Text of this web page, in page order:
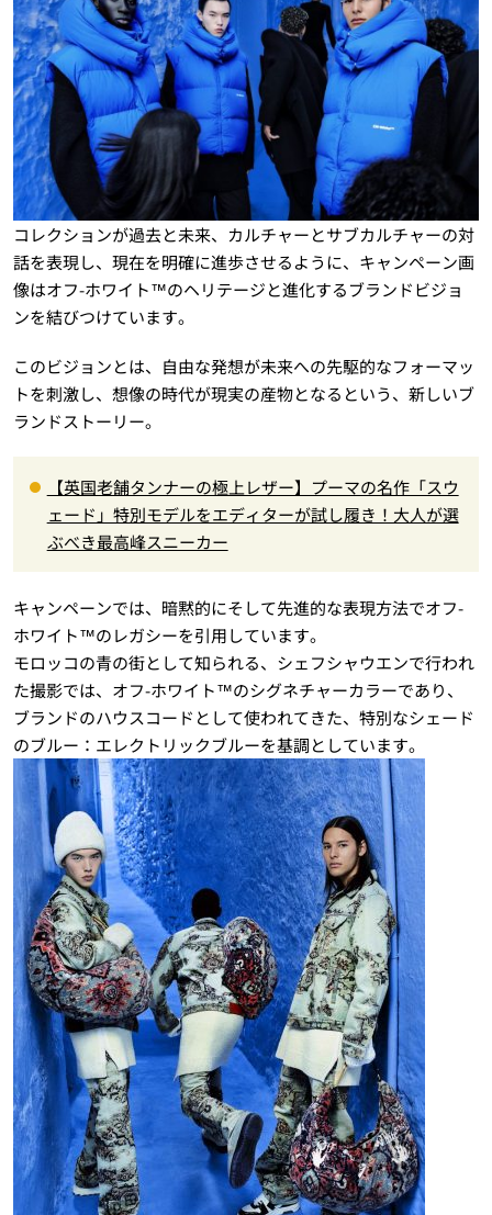
コレクションが過去と未来、カルチャーとサブカルチャーの対
話を表現し、現在を明確に進歩させるように、キャンペーン画
像はオフ-ホワイト™のヘリテージと進化するブランドビジョ
ンを結びつけています。
このビジョンとは、自由な発想が未来への先駆的なフォーマッ
トを刺激し、想像の時代が現実の産物となるという、新しいブ
ランドストーリー。
【英国老舗タンナーの極上レザー】プーマの名作「スウ
ェード」特別モデルをエディターが試し履き！大人が選
ぶべき最高峰スニーカー
キャンペーンでは、暗黙的にそして先進的な表現方法でオフ-
ホワイト™のレガシーを引用しています。
モロッコの青の街として知られる、シェフシャウエンで行われ
た撮影では、オフ-ホワイト™のシグネチャーカラーであり、
ブランドのハウスコードとして使われてきた、特別なシェード
のブルー：エレクトリックブルーを基調としています。